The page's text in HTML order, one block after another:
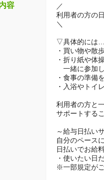
容
／
利用者の方の
＼
▽具体的には…
・買い物や散
・折り紙や体
一緒に参加
・食事の準備
・入浴やトイ
利用者の方と
サポートする
～給与日払い
自分のペース
日払いでお給
・使いたい日
※一部規定がご